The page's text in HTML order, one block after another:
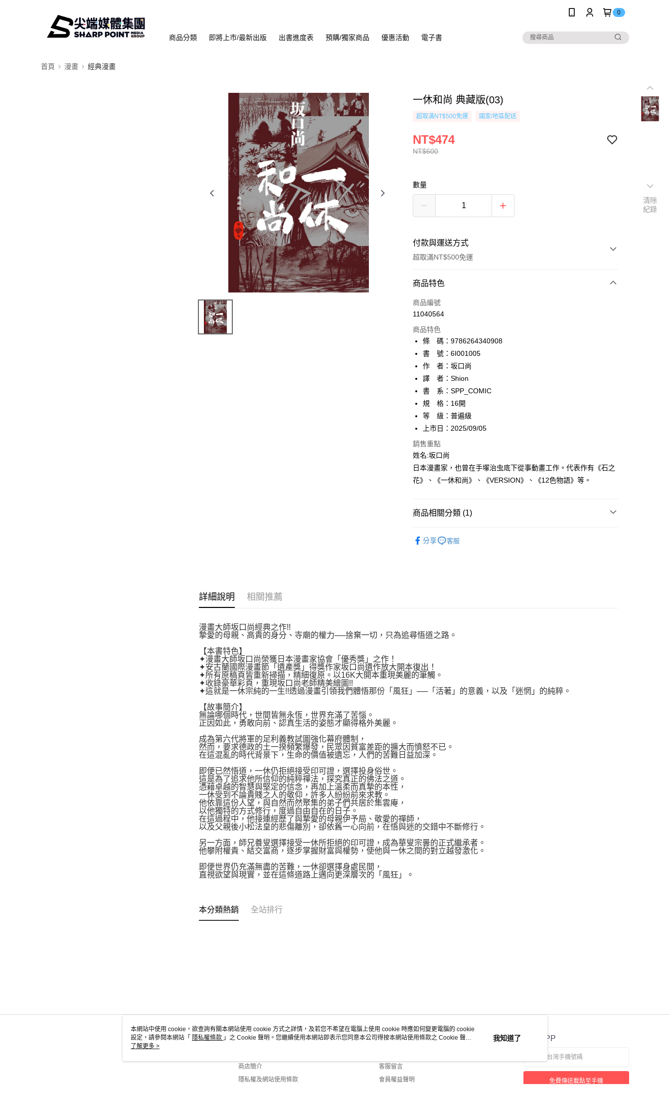
0
商品分類 即將上市/最新出版 出書進度表 預購/獨家商品 優惠活動 電子書
首頁 漫畫 經典漫畫
一休和尚 典藏版(03)
超取滿NT$500免運 國家/地區配送
NT$600
NT$474
數量
付款與運送方式
超取滿NT$500免運
付款方式
信用卡一次付款
AFTEE先享後付
相關說明
AFTEE先享後付是「在收到商品之後才付款」的支付方式。 讓您購物簡單
便利好安心！
１．簡單：不需註冊會員、不需綁卡、不需儲值。
２．便利：只要手機號碼，簡訊認證，即可結帳。
３．安心：先確認商品／服務後，再付款。
１．於結帳方式選擇「AFTEE先享後付」後，將跳轉至「AFTEE先享後
付」結帳頁面，進行簡訊認證並確認金額後，即可完成結帳。
２．訂單成立數日內，您將收到繳費通知簡訊。
３．收到繳費通知簡訊後14天內，點擊此簡訊中的連結，可透過四大超商
／ATM／網路銀行／等多元方式進行付款，方視為交易完成。
※ 請注意：結帳手續完成當下不需立刻繳費，但若您需要取消訂單，請聯
絡購買商品的店家。未經商家同意取消之訂單仍視為有效，需透過AFTEE
是否繳費成功／繳費後需取消欲退款等相關疑問，請聯繫「AFTEE先享後
【注意事項】
結果請求用戶進行身份認證。
動。
ATM付款
運送方式
全家取貨付款
每筆NT$80，滿NT$500(含以上)免運費
付款後全家取貨
每筆NT$80，滿NT$500(含以上)免運費
萊爾富取貨付款
付款後萊爾富取貨
7-11取貨付款
國家/地區配送
商品特色
商品編號
11040564
商品特色
條 碼：9786264340908
書 號：6I001005
作 者：坂口尚
譯 者：Shion
書 系：SPP_COMIC
規 格：16開
等 級：普遍級
上市日：2025/09/05
銷售重點
姓名:坂口尚
日本漫畫家，也曾在手塚治虫底下從事動畫工作。代表作有《石之
花》、《一休和尚》、《VERSION》、《12色物語》等。
商品相關分類 (1)
分享
客服
詳細說明 相關推薦
漫畫大師坂口尚經典之作!!
摯愛的母親、高貴的身分、寺廟的權力──捨棄一切，只為追尋悟道之路。
【本書特色】
✦漫畫大師坂口尚榮獲日本漫畫家協會「優秀獎」之作！
✦安古蘭國際漫畫節「遺產獎」得獎作家坂口尚遺作放大開本復出！
✦所有原稿頁皆重新掃描，精細復原。以16K大開本重現美麗的筆觸。
✦收錄豪華彩頁，重現坂口尚老師精美繪圖!!
✦這就是一休宗純的一生!!透過漫畫引領我們體悟那份「風狂」──「活著」的意義，以及「迷惘」的純粹。
【故事簡介】
無論哪個時代，世間皆無永恆，世界充滿了苦惱。
正因如此，勇敢向前、認真生活的姿態才顯得格外美麗。
成為第六代將軍的足利義教試圖強化幕府體制，
然而，要求德政的土一揆頻繁爆發，民眾因貧富差距的擴大而憤怒不已。
在這混亂的時代背景下，生命的價值被遺忘，人們的苦難日益加深。
即便已然悟道，一休仍拒絕接受印可證，選擇投身俗世。
這是為了追求他所信仰的純粹禪法，探究真正的佛法之道。
憑藉卓越的智慧與堅定的信念，再加上溫柔而真摯的本性，
一休受到不論貴賤之人的敬仰，許多人紛紛前來求教。
他依靠這份人望，與自然而然聚集的弟子們共居於集雲庵，
以他獨特的方式修行，度過自由自在的日子。
在這過程中，他接連經歷了與摯愛的母親伊予局、敬愛的禪師，
以及父親後小松法皇的悲傷離別，卻依舊一心向前，在悟與迷的交錯中不斷修行。
另一方面，師兄養叟選擇接受一休所拒絕的印可證，成為華叟宗曇的正式繼承者。
他攀附權貴、結交富商，逐步掌握財富與權勢，使他與一休之間的對立越發激化。
即便世界仍充滿無盡的苦難，一休卻選擇身處民間，
直視欲望與現實，並在這條道路上邁向更深層次的「風狂」。
本分類熱銷 全站排行
關於我們
商店簡介
隱私權及網站使用條款
客服資訊
客服留言
會員權益聲明
官方APP
免費傳送載點至手機
清除
紀錄
本網站中使用 cookie，欲查詢有關本網站使用 cookie 方式之詳情，及若您不希望在電腦上使用 cookie 時應如何變更電腦的 cookie
設定，請參閱本網站「 隱私權條款 」之 Cookie 聲明。您繼續使用本網站即表示您同意本公司得按本網站使用條款之 Cookie 聲明
使用 cookie。
了解更多 >
我知道了